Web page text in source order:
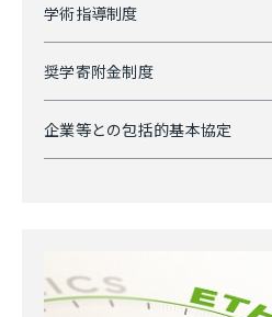
学術指導制度
奨学寄附金制度
企業等との包括的基本協定